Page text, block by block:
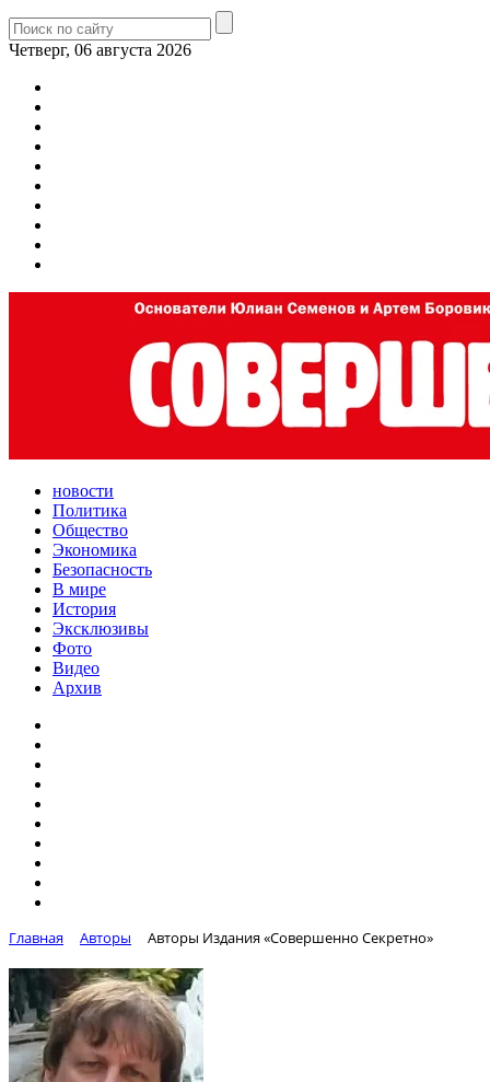
Четверг, 06 августа 2026
новости
Политика
Общество
Экономика
Безопасность
В мире
История
Эксклюзивы
Фото
Видео
Архив
Главная Авторы Авторы Издания «Совершенно Секретно»